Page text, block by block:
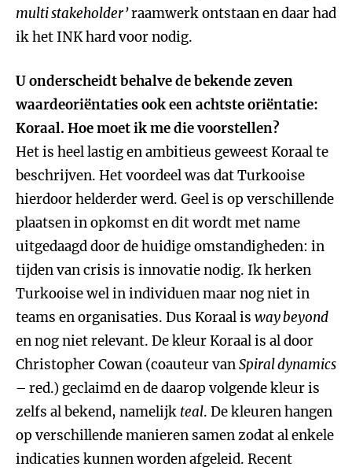
multi stakeholder’raamwerk ontstaan en daar had
ik het INK hard voor nodig.
U onderscheidt behalve de bekende zeven
waardeoriëntaties ook een achtste oriëntatie:
Koraal. Hoe moet ik me die voorstellen?
Het is heel lastig en ambitieus geweest Koraal te
beschrijven. Het voordeel was dat Turkooise
hierdoor helderder werd. Geel is op verschillende
plaatsen in opkomst en dit wordt met name
uitgedaagd door de huidige omstandigheden: in
tijden van crisis is innovatie nodig. Ik herken
Turkooise wel in individuen maar nog niet in
teams en organisaties. Dus Koraal is way beyond
en nog niet relevant. De kleur Koraal is al door
Christopher Cowan (coauteur vanSpiral dynamics
– red.) geclaimd en de daarop volgende kleur is
zelfs al bekend, namelijk teal. De kleuren hangen
op verschillende manieren samen zodat al enkele
indicaties kunnen worden afgeleid. Recent